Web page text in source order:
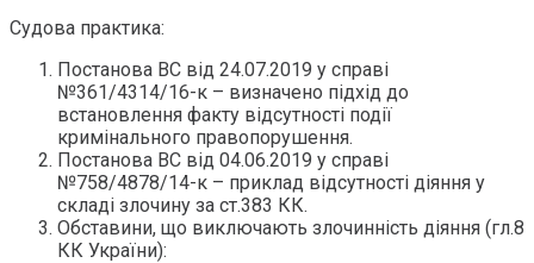
Судова практика:
Постанова ВС від 24.07.2019 у справі
№361/4314/16-к – визначено підхід до
встановлення факту відсутності події
кримінального правопорушення.
Постанова ВС від 04.06.2019 у справі
№758/4878/14-к – приклад відсутності діяння у
складі злочину за ст.383 КК.
Обставини, що виключають злочинність діяння (гл.8
КК України):